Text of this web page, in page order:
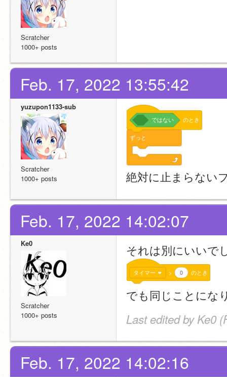
Scratcher
1000+ posts
Feb. 17, 2022 13:55:42
yuzupon1133-sub
Scratcher
1000+ posts
ではない のとき
ずっと
絶対に止まらない
Feb. 17, 2022 14:02:07
Ke0
Scratcher
1000+ posts
それは別にいいで
タイマー > 0 のとき
でも同じことにな
Last edited by Ke0
Feb. 17, 2022 14:02:16